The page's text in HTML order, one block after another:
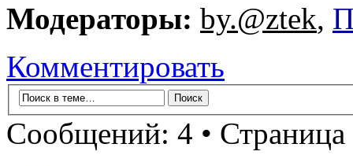
Модераторы: by.@ztek,
Комментировать
Сообщений: 4 • Страница